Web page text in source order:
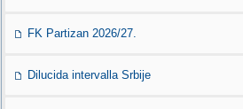
FK Partizan 2026/27.
Dilucida intervalla Srbije